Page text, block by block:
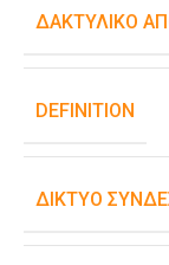
ΔΑΚΤΥΛΙΚΌ
DEFINITION
ΔΊΚΤΥΟ